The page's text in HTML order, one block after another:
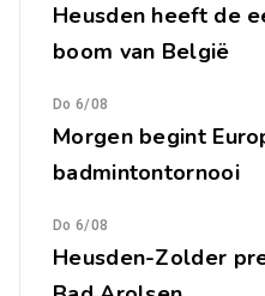
Heusden heeft de
boom van België
Do 6/08
Morgen begint
badmintontornooi
Do 6/08
Heusden-Zolder